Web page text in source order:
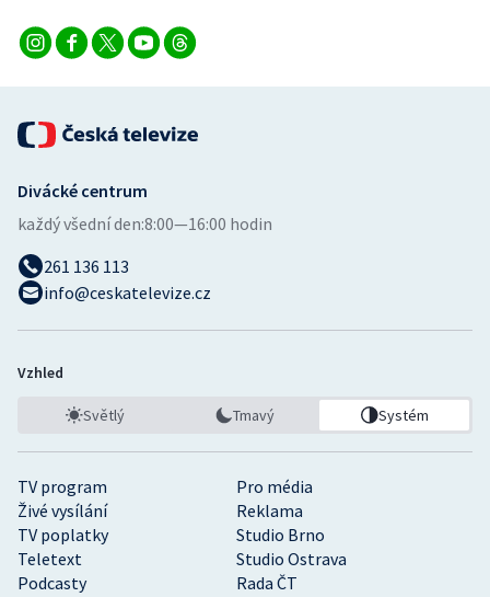
TV program
Pro média
Živé vysílání
Reklama
TV poplatky
Studio Brno
Teletext
Studio Ostrava
Podcasty
Rada ČT
Divácké centrum
každý všední den:8:00—16:00 hodin
261 136 113
info@ceskatelevize.cz
Vzhled
Světlý Tmavý Systém